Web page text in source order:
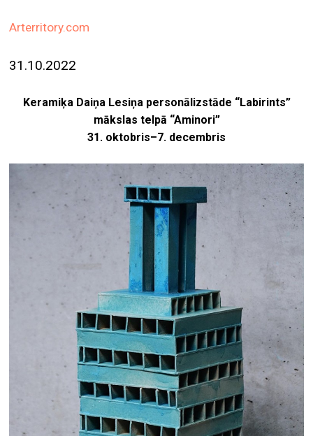
par
Arterritory.com
31.10.2022
Keramiķa Daiņa Lesiņa personālizstāde “Labirints”
mākslas telpā “Aminori”
31. oktobris–7. decembris